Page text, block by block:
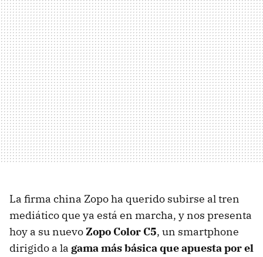
La firma china Zopo ha querido subirse al tren
mediático que ya está en marcha, y nos presenta
hoy a su nuevoZopo Color C5, un smartphone
dirigido a la gama más básica que apuesta por el